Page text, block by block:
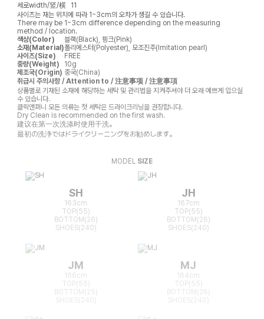
세로width/竖/横
11
사이즈는 재는 위치에 따라 1~3cm의 오차가 생길 수 있습니다.
There may be 1~3cm difference depending on the measuring
method / location.
색상(Color)
블랙(Black), 핑크(Pink)
소재(Material)폴리에스터(Polyester), 모조진주(Imitation pearl)
사이즈(Size)
FREE
중량(Weight)
10g
제조국(Origin) 중국(China)
취급시 주의사항 / Attention to / 注意事项 / 注意事項
상품별로 기재된 소재에 해당하는 세탁 및 관리법을 지켜주셔야 더 오래 예쁘게 입으실
수 있습니다.
클릭앤퍼니 모든 의류는 첫 세탁은 드라이크리닝을 권장합니다.
Dry Clean is recommended on the first wash.
建议在第一次洗涤时使用干洗。
最初の洗浄ではドライクリーニングをお勧めします。
MODEL SIZE
SH
163cm
TOP(55)
BOTTOM(26)
SHOES(240)
JH
167cm
TOP(55)
BOTTOM(26)
SHOES(240)
JM
166cm
TOP(55)
BOTTOM(25)
MJ
164cm
TOP(55)
BOTTOM(26)